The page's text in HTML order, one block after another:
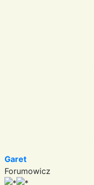
Garet
Forumowicz